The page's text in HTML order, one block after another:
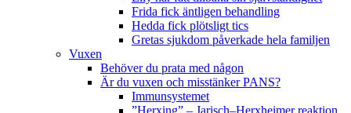
Frida fick äntligen behandling
Hedda fick plötsligt tics
Gretas sjukdom påverkade hela familjen
Vuxen
Behöver du prata med någon
Är du vuxen och misstänker PANS?
Immunsystemet
”Herxing” – Jarisch–Herxheimer reaktion